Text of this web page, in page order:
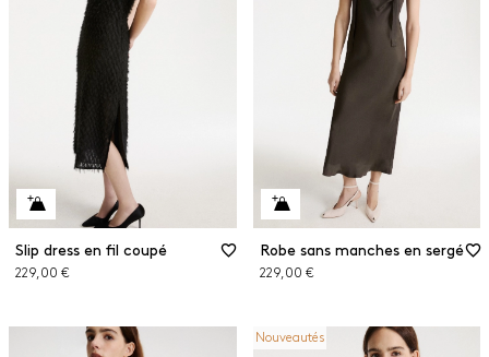
Slip dress en fil coupé
229,00 €
Robe sans manches en sergé
229,00 €
Nouveautés